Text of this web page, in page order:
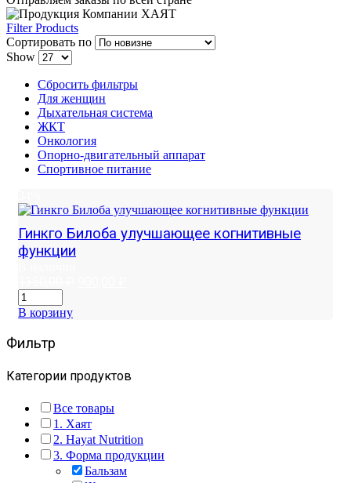
Filter Products
Сортировать по
Show
Сбросить фильтры
Для женщин
Дыхательная система
ЖКТ
Онкология
Опорно-двигательный аппарат
Спортивное питание
Гинкго Билоба улучшающее когнитивные
функции
В корзину
Фильтр
Категории продуктов
Все товары
1. Хаят
2. Hayat Nutrition
3. Форма продукции
Бальзам